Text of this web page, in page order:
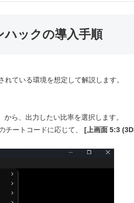
ハックの導入手順
ている環境を想定して解説します。
から、出力したい比率を選択します。
チートコードに応じて、 [上画面 5:3